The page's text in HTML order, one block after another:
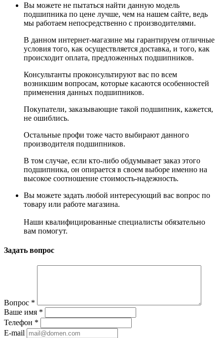
Вы можете не пытаться найти данную модель
подшипника по цене лучше, чем на нашем сайте, ведь
мы работаем непосредственно с производителями.
В данном интернет-магазине мы гарантируем отличные
условия того, как осуществляется доставка, и того, как
происходит оплата, предложенных подшипников.
Консультанты проконсультируют вас по всем
возникшим вопросам, которые касаются особенностей
применения данных подшипников.
Покупатели, заказывающие такой подшипник, кажется,
не ошиблись.
Остальные профи тоже часто выбирают данного
производителя подшипников.
В том случае, если кто-либо обдумывает заказ этого
подшипника, он опирается в своем выборе именно на
высокое соотношение стоимость-надежность.
Вы можете задать любой интересующий вас вопрос по
товару или работе магазина.
Наши квалифицированные специалисты обязательно
вам помогут.
Задать вопрос
Вопрос *
Ваше имя *
Телефон *
E-mail